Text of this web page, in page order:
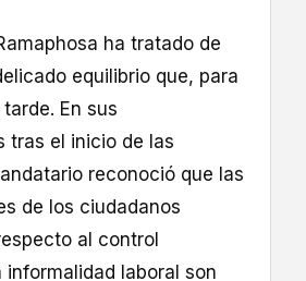
ha tratado de
equilibrio que, para
En sus
tras el inicio de las
reconoció que las
de los ciudadanos
al control
laboral son